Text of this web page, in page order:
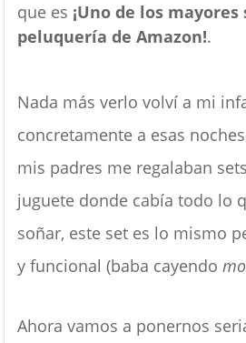
que es ¡Uno de los mayores
peluquería de Amazon!.
Nada más verlo volví a mi
concretamente a esas
mis padres me regalaban
juguete donde cabía todo lo
soñar, este set es lo mismo
y funcional (baba cayendo
Ahora vamos a ponernos